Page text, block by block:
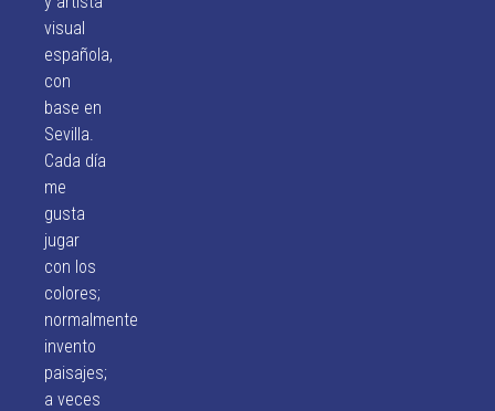
visual
española,
con
base en
Sevilla.
Cada día
me
gusta
jugar
con los
colores;
normalmente
invento
paisajes;
a veces